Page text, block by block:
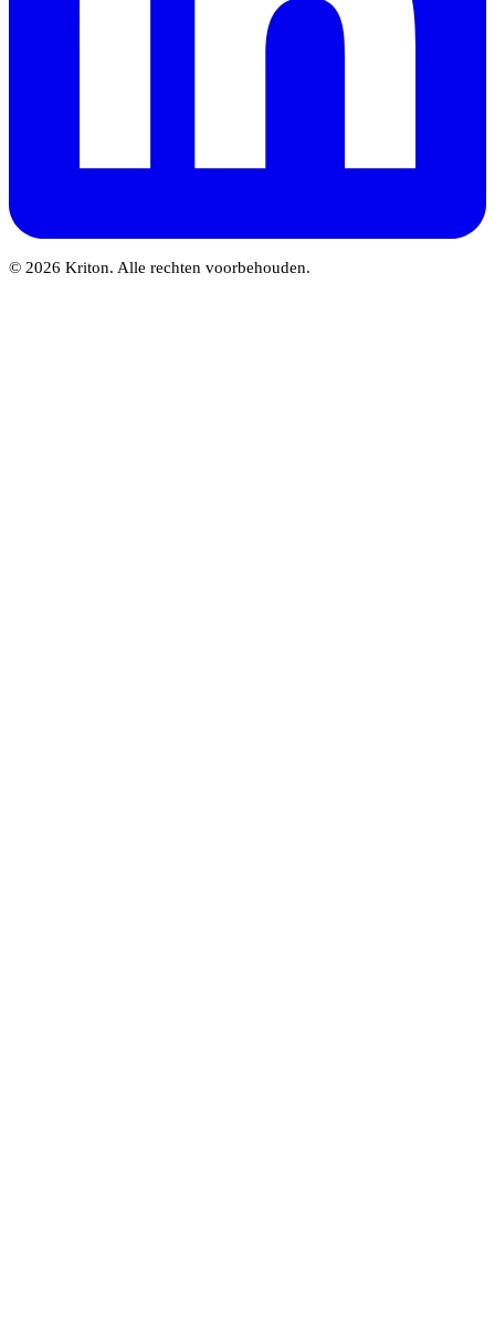
© 2026 Kriton. Alle rechten voorbehouden.